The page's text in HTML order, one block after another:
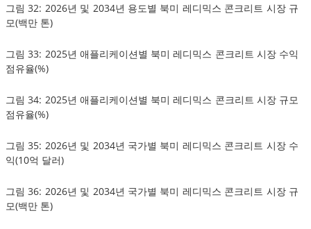
그림 32: 2026년 및 2034년 용도별 북미 레디믹스 콘크리트 시장 규
모(백만 톤)
그림 33: 2025년 애플리케이션별 북미 레디믹스 콘크리트 시장 수익
점유율(%)
그림 34: 2025년 애플리케이션별 북미 레디믹스 콘크리트 시장 규모
점유율(%)
그림 35: 2026년 및 2034년 국가별 북미 레디믹스 콘크리트 시장 수
익(10억 달러)
그림 36: 2026년 및 2034년 국가별 북미 레디믹스 콘크리트 시장 규
모(백만 톤)